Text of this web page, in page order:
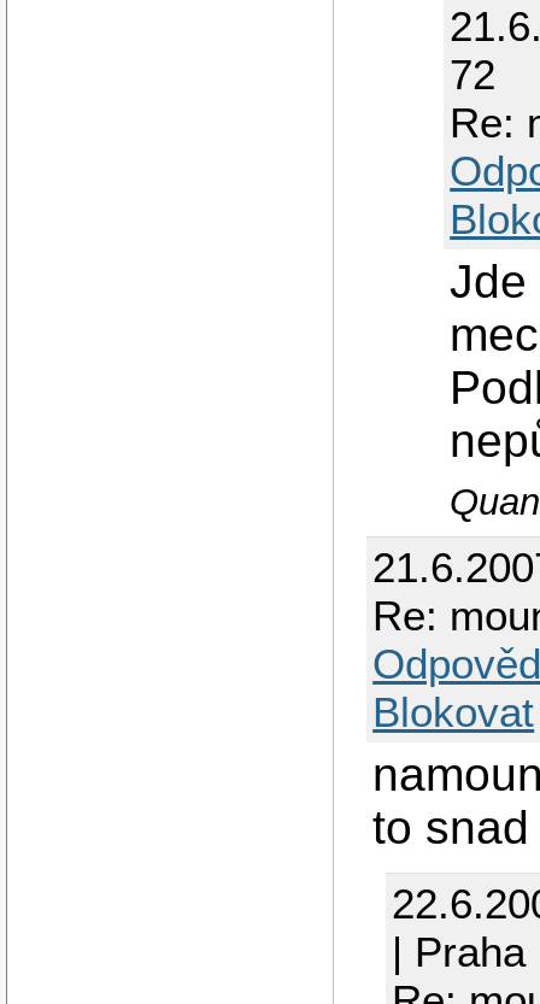
72
Re:
Jde
Re:
Blokovat
to
| Praha